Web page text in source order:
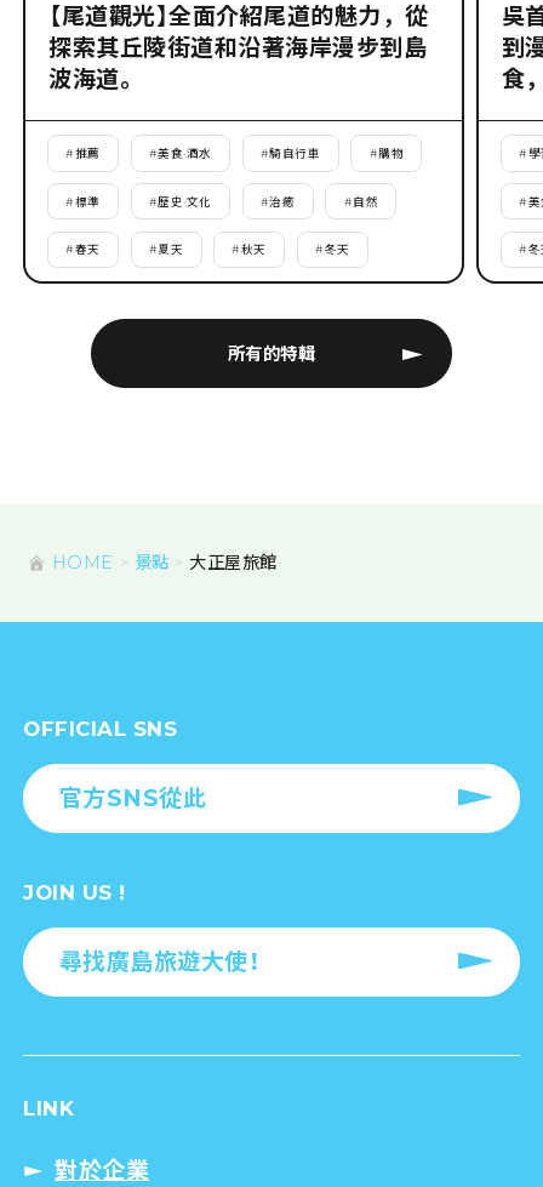
所有的特輯
【尾道觀光】全面介紹尾道的魅力，從
探索其丘陵街道和沿著海岸漫步到島
波海道。
#推薦 #美食·酒水 #騎自行車 #購物
#標準 #歷史·文化 #治癒 #自然
#春天 #夏天 #秋天 #冬天
吳
到
食
# 學
#美
#冬
HOME 景點 大正屋旅館
OFFICIAL SNS
官方SNS從此
JOIN US !
尋找廣島旅遊大使！
LINK
對於企業